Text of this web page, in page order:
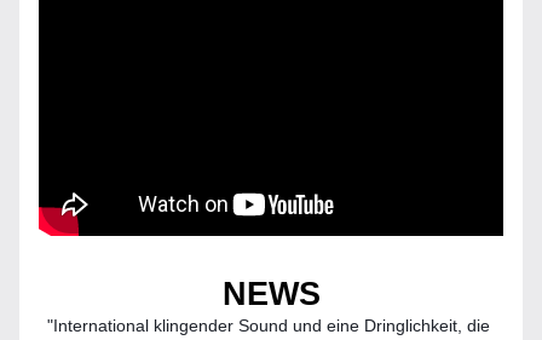
NEWS
"International klingender Sound und eine Dringlichkeit, die